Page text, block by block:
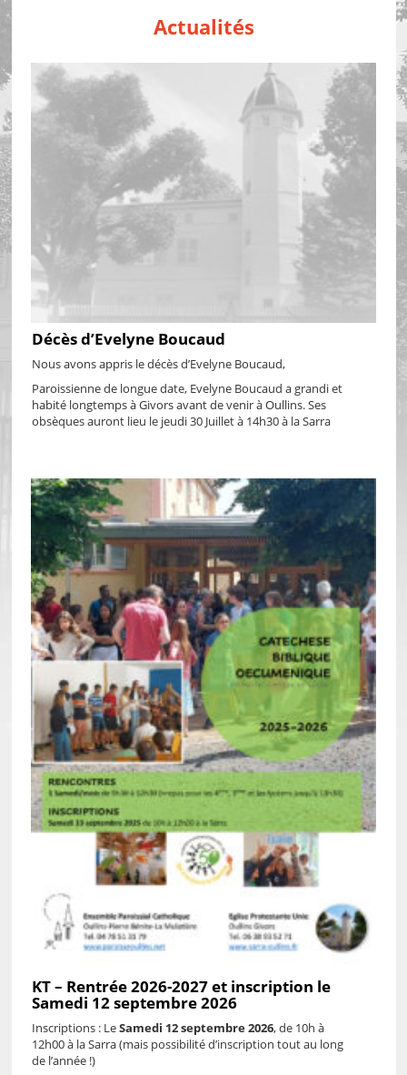
Actualités
Décès d’Evelyne Boucaud
Nous avons appris le décès d’Evelyne Boucaud,
Paroissienne de longue date, Evelyne Boucaud a grandi et
habité longtemps à Givors avant de venir à Oullins. Ses
obsèques auront lieu le jeudi 30 Juillet à 14h30 à la Sarra
KT – Rentrée 2026-2027 et inscription le
Samedi 12 septembre 2026
Inscriptions : LeSamedi 12 septembre 2026, de 10h à
12h00 à la Sarra (mais possibilité d’inscription tout au long
de l’année !)